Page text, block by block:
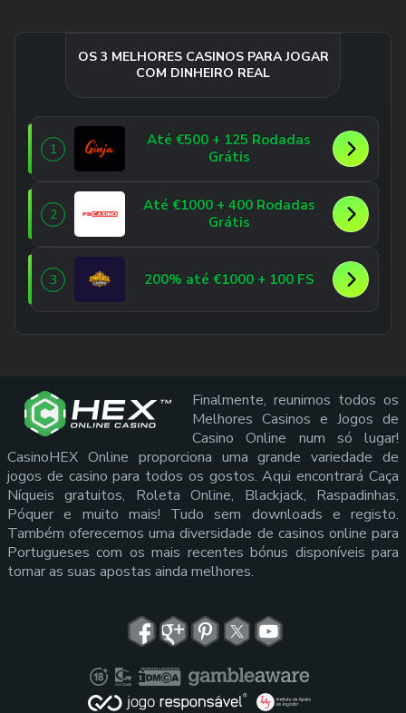
OS 3 MELHORES CASINOS PARA JOGAR
COM DINHEIRO REAL
1
Até €500 + 125 Rodadas
Grátis
2
Até €1000 + 400 Rodadas
Grátis
3 200% até €1000 + 100 FS
Finalmente, reunimos todos os
Melhores Casinos e Jogos de
Casino Online num só lugar!
CasinoHEX Online proporciona uma grande variedade de
jogos de casino para todos os gostos. Aqui encontrará Caça
Níqueis gratuitos, Roleta Online, Blackjack, Raspadinhas,
Póquer e muito mais! Tudo sem downloads e registo.
Também oferecemos uma diversidade de casinos online para
Portugueses com os mais recentes bónus disponíveis para
tornar as suas apostas ainda melhores.